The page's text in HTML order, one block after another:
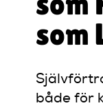
som
både för